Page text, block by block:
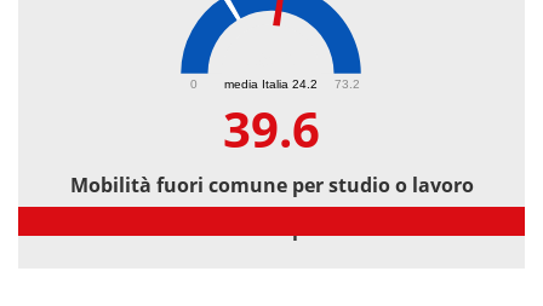
media Italia 24.2
0 73.2
39.6
Mobilità fuori comune per studio o lavoro